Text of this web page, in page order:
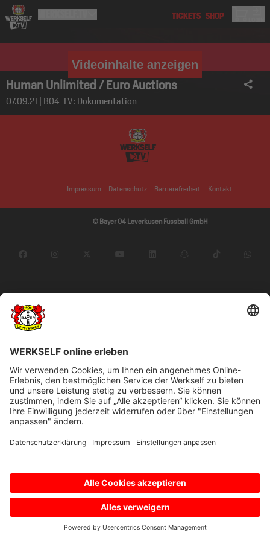
Videoinhalte anzeigen
Human Unlimited / Euro Auctions
07.09.21 | B04-TV: Dokumentation
Impressum Datenschutz Barrierefreiheit Kontakt
© Bayer 04 Leverkusen Fussball GmbH